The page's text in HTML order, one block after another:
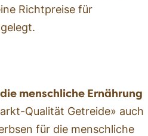
Richtpreise für
menschliche Ernährung
Qualität Getreide» auch
für die menschliche